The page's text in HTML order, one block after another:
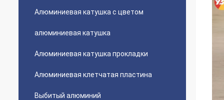
Алюминиевая катушка с цветом
алюминиевая катушка
Алюминиевая катушка прокладки
Алюминиевая клетчатая пластина
Выбитый алюминий